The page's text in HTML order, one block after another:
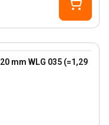
mm WLG 035 (=1,29